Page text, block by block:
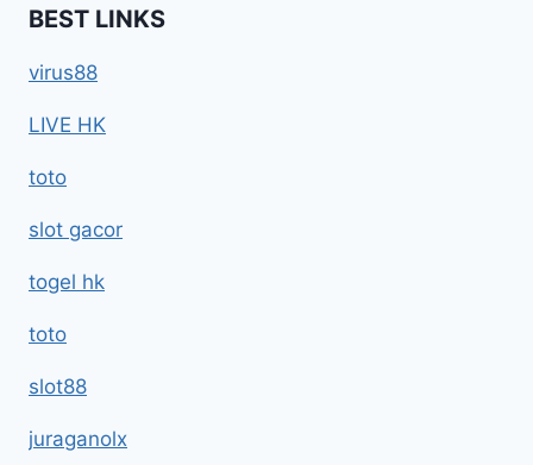
BEST LINKS
virus88
LIVE HK
toto
slot gacor
togel hk
toto
slot88
juraganolx